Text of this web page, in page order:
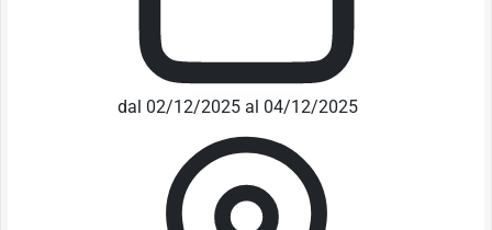
dal 02/12/2025 al 04/12/2025